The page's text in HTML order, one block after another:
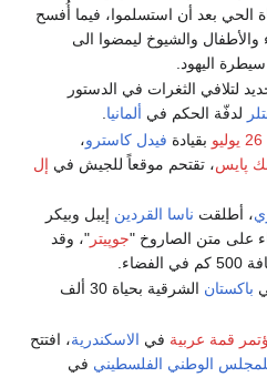
الحي بعد أن استسلموا، فيما أُفسح
والشيوخ ليمضوا الى
اليهود.
لتلافي الثغرات في الدستور
لدفّة الحكم في ألمانيا.
بقيادة فيدل كاسترو،
پايس، تقتحم موقعاً للجيش في إل
، أطلقت ناسا القردين إيبل وبيكر
على متن الصاروخ "جوپيتر"، وقد
باكستان
الشرقية بحياة 30 ألف
قمة عربية في الاسكندرية، افتتح
الوطني الفلسطيني في